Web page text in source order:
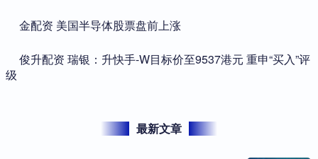
​金配资 美国半导体股票盘前上涨
​俊升配资 瑞银：升快手-W目标价至9537港元 重申“买入”评
级
最新文章